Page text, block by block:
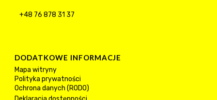
+48 76 878 31 37
DODATKOWE INFORMACJE
Mapa witryny
Polityka prywatności
Ochrona danych (RODO)